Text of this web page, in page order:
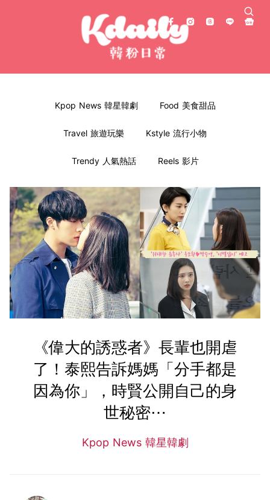
Kpop News 韓星韓劇 Food 美食甜品
Travel 旅遊玩樂 Kstyle 流行小物
Trendy 人氣熱話 Reels 影片
《偉大的誘惑者》長輩也開虐
了！泰熙告訴媽媽「分手都是
因為你」，時賢公開自己的身
世秘密⋯
Kpop News 韓星韓劇